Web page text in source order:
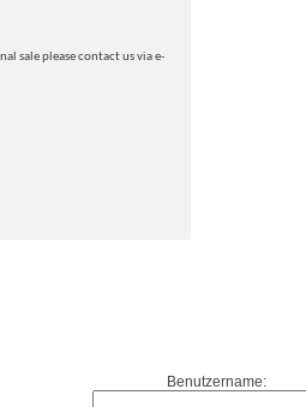
sale please contact us via e-
Benutzername: